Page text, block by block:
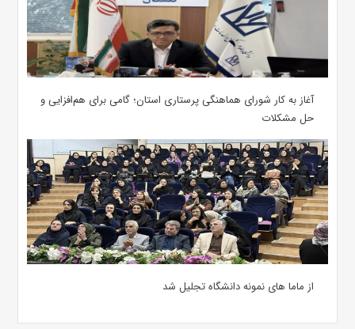
آغاز به کار شورای هماهنگی پرستاری استان؛ گامی برای هم‌افزایی و
حل مشکلات
از ماما های نمونه دانشگاه تجلیل شد